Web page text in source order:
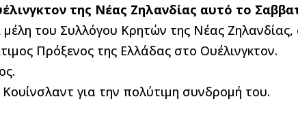
της Νέας Ζηλανδίας αυτό το
του Συλλόγου Κρητών της Νέας Ζηλανδίας,
Πρόξενος της Ελλάδας στο Ουέλινγκτον.
για την πολύτιμη συνδρομή του.